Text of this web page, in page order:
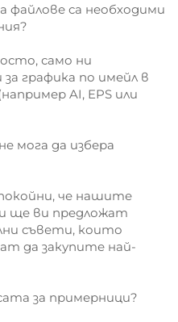
файлове са необходими
само ни
графика по имейл в
AI, EPS или
мога да избера
че нашите
ще ви предложат
съвети, които
да закупите най-
за примерници?